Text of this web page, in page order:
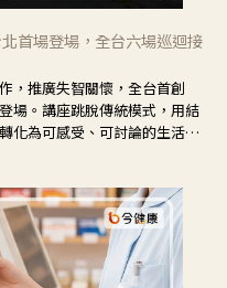
首場登場，全台六場巡迴接
，推廣失智關懷，全台首創
場。講座跳脫傳統模式，用結
化為可感受、可討論的生活情